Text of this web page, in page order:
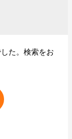
た。検索をお